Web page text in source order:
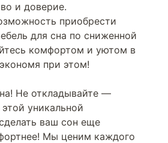
и доверие.
приобрести
для сна по сниженной
комфортом и уютом в
при этом!
Не откладывайте —
уникальной
ваш сон еще
Мы ценим каждого